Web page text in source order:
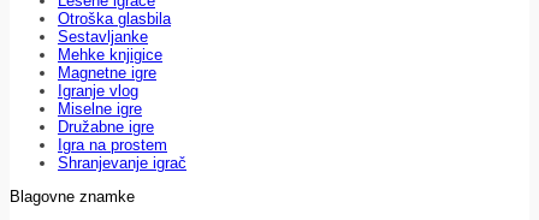
Otroška glasbila
Sestavljanke
Mehke knjigice
Magnetne igre
Igranje vlog
Miselne igre
Družabne igre
Igra na prostem
Shranjevanje igrač
Blagovne znamke